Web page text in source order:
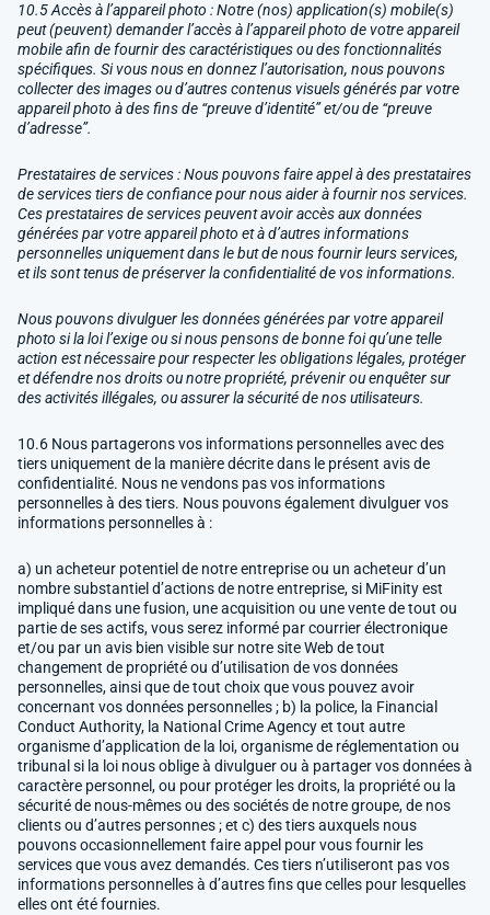
10.5 Accès à l’appareil photo : Notre (nos) application(s) mobile(s)
peut (peuvent) demander l’accès à l’appareil photo de votre appareil
mobile afin de fournir des caractéristiques ou des fonctionnalités
spécifiques. Si vous nous en donnez l’autorisation, nous pouvons
collecter des images ou d’autres contenus visuels générés par votre
appareil photo à des fins de “preuve d’identité” et/ou de “preuve
d’adresse”.
Prestataires de services : Nous pouvons faire appel à des prestataires
de services tiers de confiance pour nous aider à fournir nos services.
Ces prestataires de services peuvent avoir accès aux données
générées par votre appareil photo et à d’autres informations
personnelles uniquement dans le but de nous fournir leurs services,
et ils sont tenus de préserver la confidentialité de vos informations.
Nous pouvons divulguer les données générées par votre appareil
photo si la loi l’exige ou si nous pensons de bonne foi qu’une telle
action est nécessaire pour respecter les obligations légales, protéger
et défendre nos droits ou notre propriété, prévenir ou enquêter sur
des activités illégales, ou assurer la sécurité de nos utilisateurs.
10.6 Nous partagerons vos informations personnelles avec des
tiers uniquement de la manière décrite dans le présent avis de
confidentialité. Nous ne vendons pas vos informations
personnelles à des tiers. Nous pouvons également divulguer vos
informations personnelles à :
a) un acheteur potentiel de notre entreprise ou un acheteur d’un
nombre substantiel d’actions de notre entreprise, si MiFinity est
impliqué dans une fusion, une acquisition ou une vente de tout ou
partie de ses actifs, vous serez informé par courrier électronique
et/ou par un avis bien visible sur notre site Web de tout
changement de propriété ou d’utilisation de vos données
personnelles, ainsi que de tout choix que vous pouvez avoir
concernant vos données personnelles ; b) la police, la Financial
Conduct Authority, la National Crime Agency et tout autre
organisme d’application de la loi, organisme de réglementation ou
tribunal si la loi nous oblige à divulguer ou à partager vos données à
caractère personnel, ou pour protéger les droits, la propriété ou la
sécurité de nous-mêmes ou des sociétés de notre groupe, de nos
clients ou d’autres personnes ; et c) des tiers auxquels nous
pouvons occasionnellement faire appel pour vous fournir les
services que vous avez demandés. Ces tiers n’utiliseront pas vos
informations personnelles à d’autres fins que celles pour lesquelles
elles ont été fournies.